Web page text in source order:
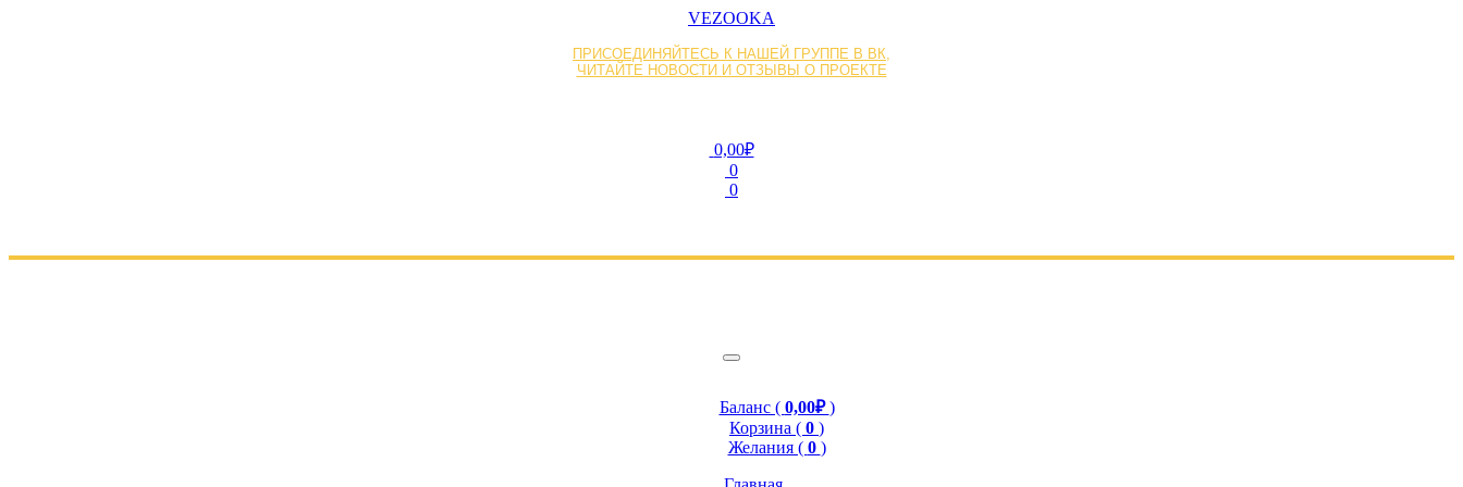
VEZOOKA
ПРИСОЕДИНЯЙТЕСЬ К НАШЕЙ ГРУППЕ В ВК,
ЧИТАЙТЕ НОВОСТИ И ОТЗЫВЫ О ПРОЕКТЕ
0,00₽
0
0
Баланс ( 0,00₽)
Корзина ( 0 )
Желания ( 0 )